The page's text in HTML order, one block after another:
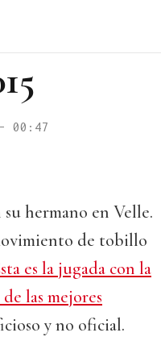
00:47
hermano en Velle.
de tobillo
es la jugada con la
las mejores
y no oficial.